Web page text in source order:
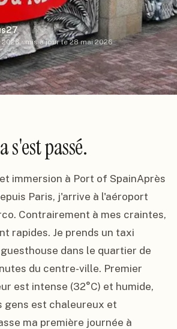
2026·mis à jour le 28 mai 2026
s'est passé.
immersion à Port of SpainAprès
Paris, j'arrive à l'aéroport
Contrairement à mes craintes,
rapides. Je prends un taxi
dans le quartier de
du centre-ville. Premier
est intense (32°C) et humide,
gens est chaleureux et
ma première journée à